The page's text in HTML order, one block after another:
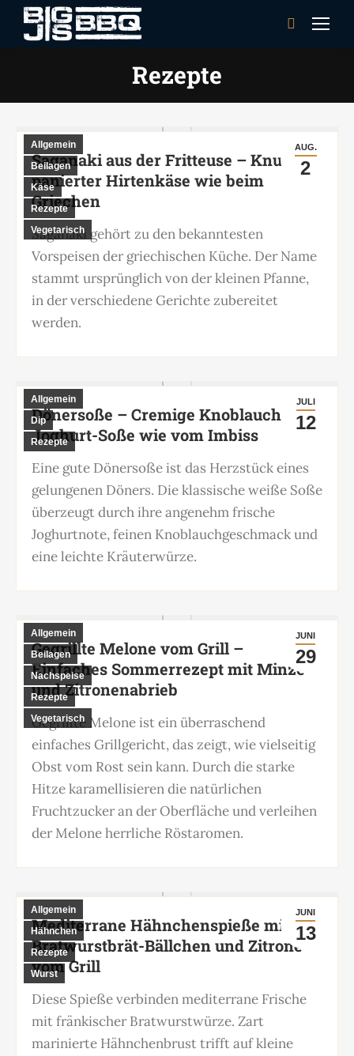
Search:
Rezepte
AUG.
2
Allgemein
Beilagen
Käse
Rezepte
Vegetarisch
Saganaki aus der Fritteuse – Knusprig
panierter Hirtenkäse wie beim
Griechen
Saganaki gehört zu den bekanntesten
Vorspeisen der griechischen Küche. Der Name
stammt ursprünglich von der kleinen Pfanne,
in der verschiedene Gerichte zubereitet
werden.
JULI
12
Allgemein
Dip
Rezepte
Dönersoße – Cremige Knoblauch-
Joghurt-Soße wie vom Imbiss
Eine gute Dönersoße ist das Herzstück eines
gelungenen Döners. Die klassische weiße Soße
überzeugt durch ihre angenehm frische
Joghurtnote, feinen Knoblauchgeschmack und
eine leichte Kräuterwürze.
JUNI
29
Allgemein
Beilagen
Nachspeise
Rezepte
Vegetarisch
Gegrillte Melone vom Grill –
Einfaches Sommerrezept mit Minze
und Zitronenabrieb
Gegrillte Melone ist ein überraschend
einfaches Grillgericht, das zeigt, wie vielseitig
Obst vom Rost sein kann. Durch die starke
Hitze karamellisieren die natürlichen
Fruchtzucker an der Oberfläche und verleihen
der Melone herrliche Röstaromen.
JUNI
13
Allgemein
Hähnchen
Rezepte
Wurst
Mediterrane Hähnchenspieße mit
Bratwurstbrät-Bällchen und Zitrone
vom Grill
Diese Spieße verbinden mediterrane Frische
mit fränkischer Bratwurstwürze. Zart
marinierte Hähnchenbrust trifft auf kleine